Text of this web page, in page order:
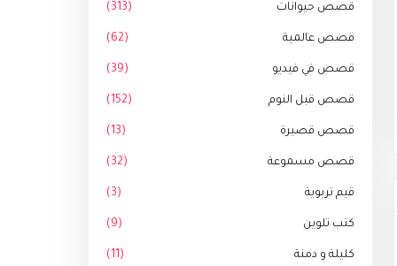
قصص حيوانات (313)
قصص عالمية (62)
قصص في فيديو (39)
قصص قبل النوم (152)
قصص قصيرة (13)
قصص مسموعة (32)
قيم تربوية (3)
كتب تلوين (9)
كليلة و دمنة (11)